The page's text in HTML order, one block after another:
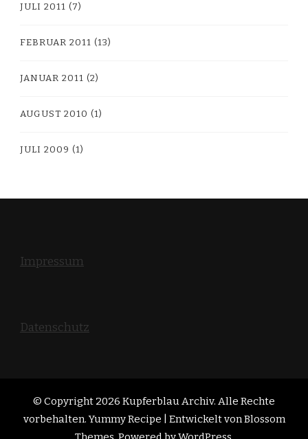
JULI 2011 (7)
FEBRUAR 2011 (13)
JANUAR 2011 (2)
AUGUST 2010 (1)
JULI 2009 (1)
Impressum
Datenschutz
© Copyright 2026 Kupferblau Archiv. Alle Rechte
vorbehalten. Yummy Recipe | Entwickelt von Blossom